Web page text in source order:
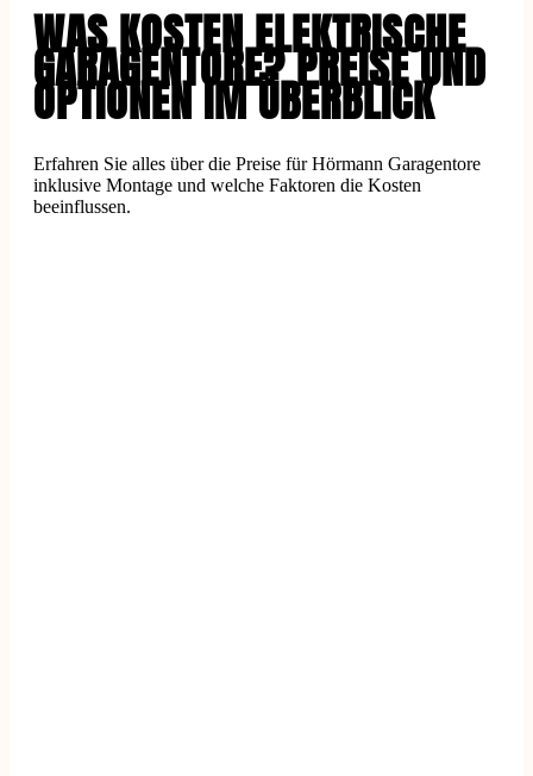
WAS KOSTEN ELEKTRISCHE
GARAGENTORE? PREISE UND
OPTIONEN IM ÜBERBLICK
Erfahren Sie alles über die Preise für Hörmann Garagentore
inklusive Montage und welche Faktoren die Kosten
beeinflussen.